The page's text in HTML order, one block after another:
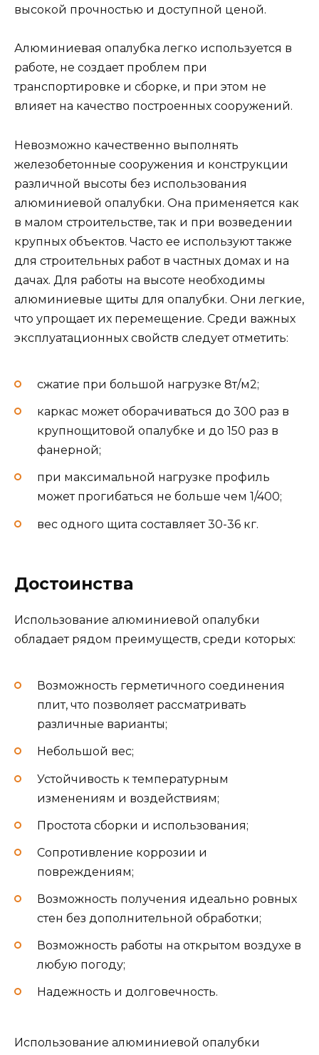
высокой прочностью и доступной ценой.
Алюминиевая опалубка легко используется в
работе, не создает проблем при
транспортировке и сборке, и при этом не
влияет на качество построенных сооружений.
Невозможно качественно выполнять
железобетонные сооружения и конструкции
различной высоты без использования
алюминиевой опалубки. Она применяется как
в малом строительстве, так и при возведении
крупных объектов. Часто ее используют также
для строительных работ в частных домах и на
дачах. Для работы на высоте необходимы
алюминиевые щиты для опалубки. Они легкие,
что упрощает их перемещение. Среди важных
эксплуатационных свойств следует отметить:
сжатие при большой нагрузке 8т/м2;
каркас может оборачиваться до 300 раз в
крупнощитовой опалубке и до 150 раз в
фанерной;
при максимальной нагрузке профиль
может прогибаться не больше чем 1/400;
вес одного щита составляет 30-36 кг.
Достоинства
Использование алюминиевой опалубки
обладает рядом преимуществ, среди которых:
Возможность герметичного соединения
плит, что позволяет рассматривать
различные варианты;
Небольшой вес;
Устойчивость к температурным
изменениям и воздействиям;
Простота сборки и использования;
Сопротивление коррозии и
повреждениям;
Возможность получения идеально ровных
стен без дополнительной обработки;
Возможность работы на открытом воздухе в
любую погоду;
Надежность и долговечность.
Использование алюминиевой опалубки